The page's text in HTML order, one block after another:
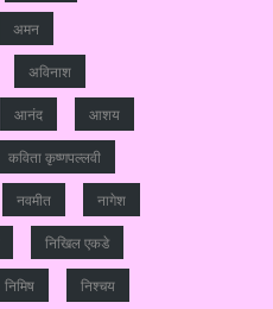
अमन
अविनाश
आनंद आशय
कविता कृष्णपल्लवी
नवमीत नागेश
निखिल एकडे
निमिष निश्चय